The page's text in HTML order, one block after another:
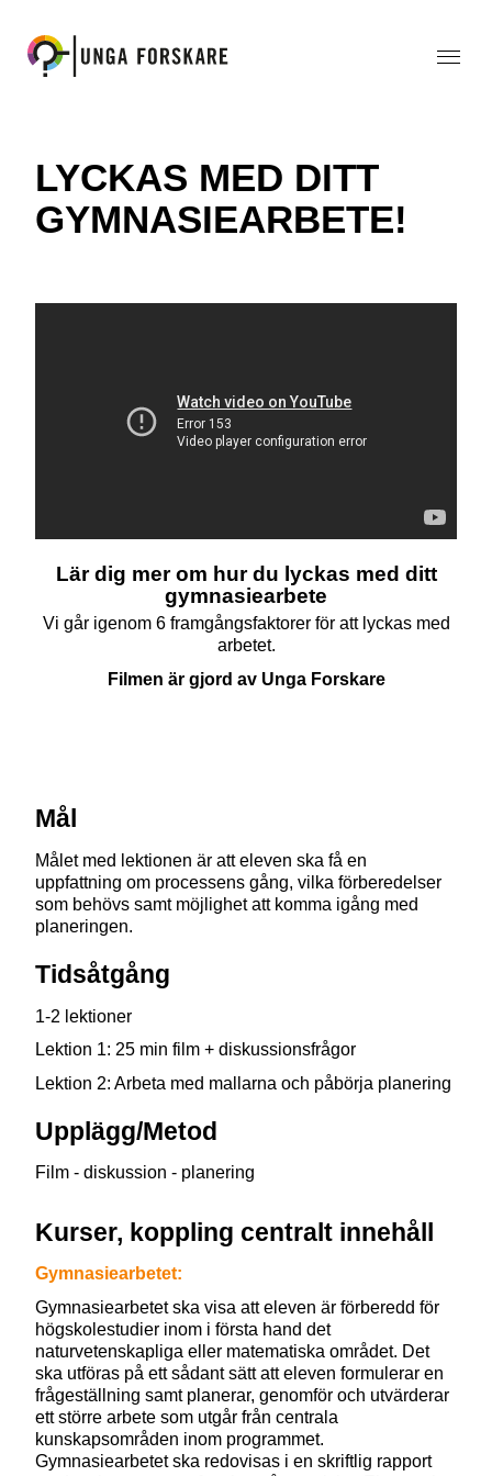
LYCKAS MED DITT
GYMNASIEARBETE!
Lär dig mer om hur du lyckas med ditt
gymnasiearbete
Vi går igenom 6 framgångsfaktorer för att lyckas med
arbetet.
Filmen är gjord av Unga Forskare
Mål
Målet med lektionen är att eleven ska få en
uppfattning om processens gång, vilka förberedelser
som behövs samt möjlighet att komma igång med
planeringen.
Tidsåtgång
1-2 lektioner
Lektion 1: 25 min film + diskussionsfrågor
Lektion 2: Arbeta med mallarna och påbörja planering
Upplägg/Metod
Film - diskussion - planering
Kurser, koppling centralt innehåll
Gymnasiearbetet:
Gymnasiearbetet ska visa att eleven är förberedd för
högskolestudier inom i första hand det
naturvetenskapliga eller matematiska området. Det
ska utföras på ett sådant sätt att eleven formulerar en
frågeställning samt planerar, genomför och utvärderar
ett större arbete som utgår från centrala
kunskapsområden inom programmet.
Gymnasiearbetet ska redovisas i en skriftlig rapport